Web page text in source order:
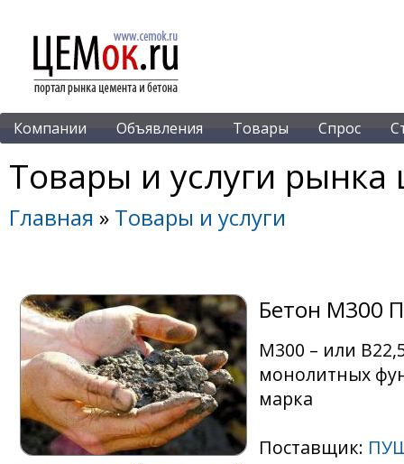
Компании Объявления Товары Спрос
Товары и услуги рынка
Главная » Товары и услуги
Бетон М300
М300 – или
монолитных
марка
Поставщик: